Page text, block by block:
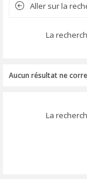
Aller sur la
La
Aucun résultat ne
La